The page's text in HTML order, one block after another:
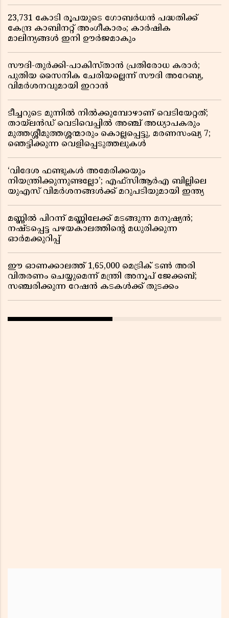
23,731 കോടി രൂപയുടെ ഗോബർധൻ പദ്ധതിക്ക്
കേന്ദ്ര കാബിനറ്റ് അംഗീകാരം; കാർഷിക
മാലിന്യങ്ങൾ ഇനി ഊർജമാകും
സൗദി-തുർക്കി-പാകിസ്താൻ പ്രതിരോധ കരാർ;
പുതിയ സൈനിക ചേരിയല്ലെന്ന് സൗദി അറേബ്യ,
വിമർശനവുമായി ഇറാൻ
ടീച്ചറുടെ മുന്നിൽ നിൽക്കുമ്പോഴാണ് വെടിയേറ്റത്;
തായ്‌ലൻഡ് വെടിവെപ്പിൽ അഞ്ച് അധ്യാപകരും
മുത്തശ്ശീമുത്തശ്ശന്മാരും കൊല്ലപ്പെട്ടു, മരണസംഖ്യ 7;
ഞെട്ടിക്കുന്ന വെളിപ്പെടുത്തലുകൾ
‘വിദേശ ഫണ്ടുകൾ അമേരിക്കയും
നിയന്ത്രിക്കുന്നുണ്ടല്ലോ’; എഫ്സിആർഎ ബില്ലിലെ
യുഎസ് വിമർശനങ്ങൾക്ക് മറുപടിയുമായി ഇന്ത്യ
മണ്ണിൽ പിറന്ന് മണ്ണിലേക്ക് മടങ്ങുന്ന മനുഷ്യൻ;
നഷ്ടപ്പെട്ട പഴയകാലത്തിൻ്റെ മധുരിക്കുന്ന
ഓർമക്കുറിപ്പ്
ഈ ഓണക്കാലത്ത് 1,65,000 മെട്രിക് ടൺ അരി
വിതരണം ചെയ്യുമെന്ന് മന്ത്രി അനൂപ് ജേക്കബ്;
സഞ്ചരിക്കുന്ന റേഷൻ കടകൾക്ക് തുടക്കം